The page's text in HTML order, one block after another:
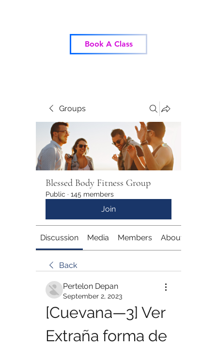
Book A Class
Groups
Blessed Body Fitness Group
Public · 145 members
Join
Discussion Media Members About
Back
Pertelon Depan
September 2, 2023
[Cuevana—3] Ver
Extraña forma de